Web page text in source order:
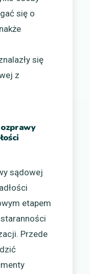
się o
się
z
sądowej
etapem
Przede